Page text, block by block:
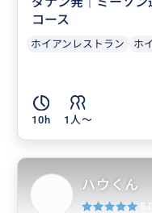
コース
ホイアンレストラン ホ
10h 1人〜
ハウくん
5.0